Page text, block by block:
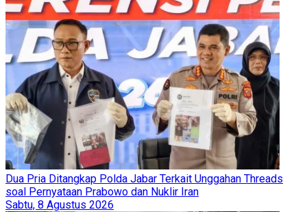
Dua Pria Ditangkap Polda Jabar Terkait Unggahan Threads
soal Pernyataan Prabowo dan Nuklir Iran
Sabtu, 8 Agustus 2026